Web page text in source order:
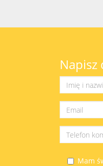
Napisz
Mam